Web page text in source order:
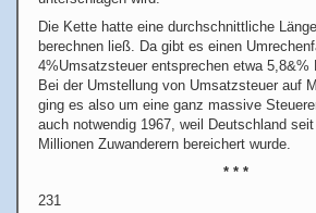
Die Kette hatte eine durchschnittliche
berechnen ließ. Da gibt es einen
4%Umsatzsteuer entsprechen etwa 5,8&%
Bei der Umstellung von Umsatzsteuer auf
ging es also um eine ganz massive
auch notwendig 1967, weil Deutschland
Millionen Zuwanderern bereichert wurde.
* * *
231